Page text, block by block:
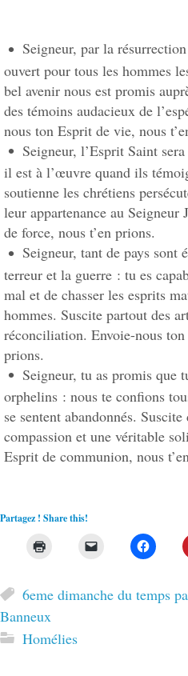
Seigneur, par la
ouvert pour tous les hommes
bel avenir nous est promis
des témoins audacieux de
nous ton Esprit de vie, nous
Seigneur, l’Esprit Saint
il est à l’œuvre quand ils
soutienne les chrétiens
leur appartenance au Seigneur
de force, nous t’en prions.
Seigneur, tant de pays sont
terreur et la guerre : tu es
mal et de chasser les esprits
hommes. Suscite partout des
réconciliation. Envoie-nous
prions.
Seigneur, tu as promis que
orphelins : nous te confions
se sentent abandonnés.
compassion et une véritable
Esprit de communion, nous
Partagez ! Share this!
6eme dimanche du temps
Banneux
Homélies